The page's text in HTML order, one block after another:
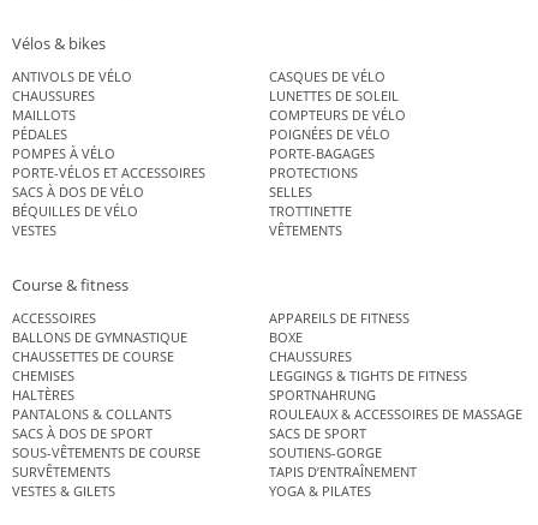
Vélos & bikes
ANTIVOLS DE VÉLO
CASQUES DE VÉLO
CHAUSSURES
LUNETTES DE SOLEIL
MAILLOTS
COMPTEURS DE VÉLO
PÉDALES
POIGNÉES DE VÉLO
POMPES À VÉLO
PORTE-BAGAGES
PORTE-VÉLOS ET ACCESSOIRES
PROTECTIONS
SACS À DOS DE VÉLO
SELLES
BÉQUILLES DE VÉLO
TROTTINETTE
VESTES
VÊTEMENTS
Course & fitness
ACCESSOIRES
APPAREILS DE FITNESS
BALLONS DE GYMNASTIQUE
BOXE
CHAUSSETTES DE COURSE
CHAUSSURES
CHEMISES
LEGGINGS & TIGHTS DE FITNESS
HALTÈRES
SPORTNAHRUNG
PANTALONS & COLLANTS
ROULEAUX & ACCESSOIRES DE MASSAGE
SACS À DOS DE SPORT
SACS DE SPORT
SOUS-VÊTEMENTS DE COURSE
SOUTIENS-GORGE
SURVÊTEMENTS
TAPIS D’ENTRAÎNEMENT
VESTES & GILETS
YOGA & PILATES